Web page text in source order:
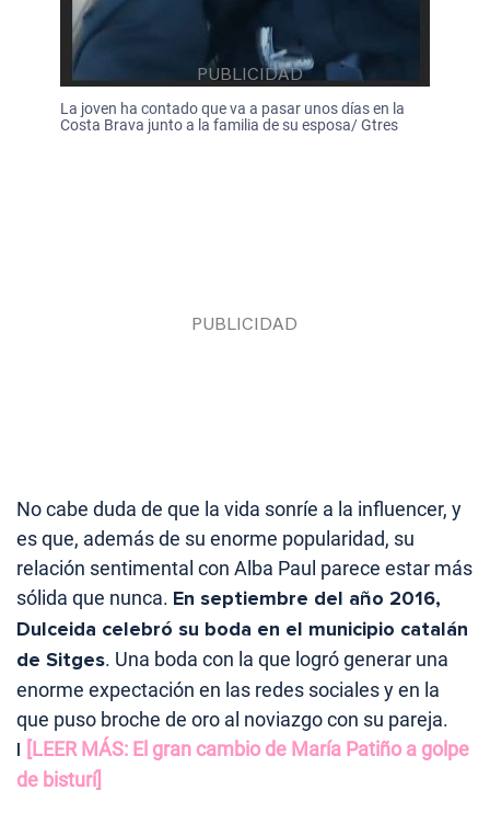
La joven ha contado que va a pasar unos días en la
Costa Brava junto a la familia de su esposa/ Gtres
No cabe duda de que la vida sonríe a la influencer, y
es que, además de su enorme popularidad, su
relación sentimental con Alba Paul parece estar más
sólida que nunca. En septiembre del año 2016,
Dulceida celebró su boda en el municipio catalán
de Sitges. Una boda con la que logró generar una
enorme expectación en las redes sociales y en la
que puso broche de oro al noviazgo con su pareja.
| [LEER MÁS: El gran cambio de María Patiño a golpe
de bisturí]